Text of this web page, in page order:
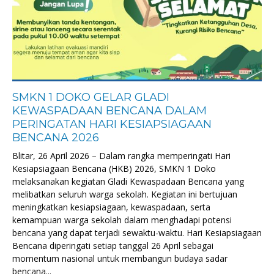
SMKN 1 DOKO GELAR GLADI
KEWASPADAAN BENCANA DALAM
PERINGATAN HARI KESIAPSIAGAAN
BENCANA 2026
Blitar, 26 April 2026 – Dalam rangka memperingati Hari
Kesiapsiagaan Bencana (HKB) 2026, SMKN 1 Doko
melaksanakan kegiatan Gladi Kewaspadaan Bencana yang
melibatkan seluruh warga sekolah. Kegiatan ini bertujuan
meningkatkan kesiapsiagaan, kewaspadaan, serta
kemampuan warga sekolah dalam menghadapi potensi
bencana yang dapat terjadi sewaktu-waktu. Hari Kesiapsiagaan
Bencana diperingati setiap tanggal 26 April sebagai
momentum nasional untuk membangun budaya sadar
bencana...